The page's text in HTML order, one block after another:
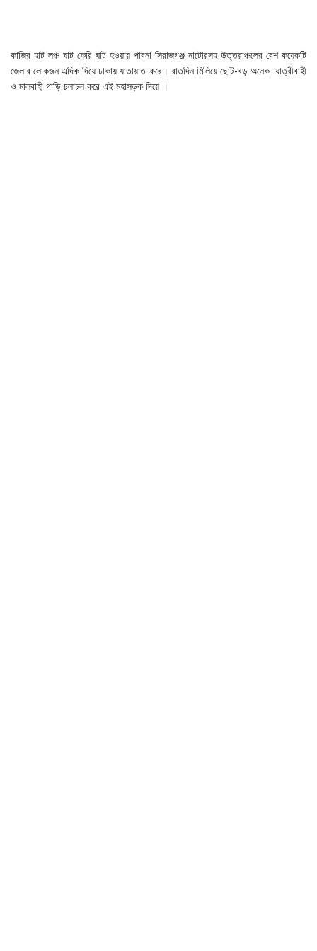
কাজির হাট লঞ্চ ঘাট ফেরি ঘাট হওয়ায় পাবনা সিরাজগঞ্জ নাটোরসহ উত্তরাঞ্চলের বেশ কয়েকটি
জেলার লোকজন এদিক দিয়ে ঢাকায় যাতায়াত করে। রাতদিন মিলিয়ে ছোট-বড় অনেক যাত্রীবাহী
ও মালবাহী গাড়ি চলাচল করে এই মহাসড়ক দিয়ে ।